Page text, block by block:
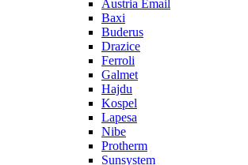
Austria Email
Baxi
Buderus
Drazice
Ferroli
Galmet
Hajdu
Kospel
Lapesa
Nibe
Protherm
Sunsystem